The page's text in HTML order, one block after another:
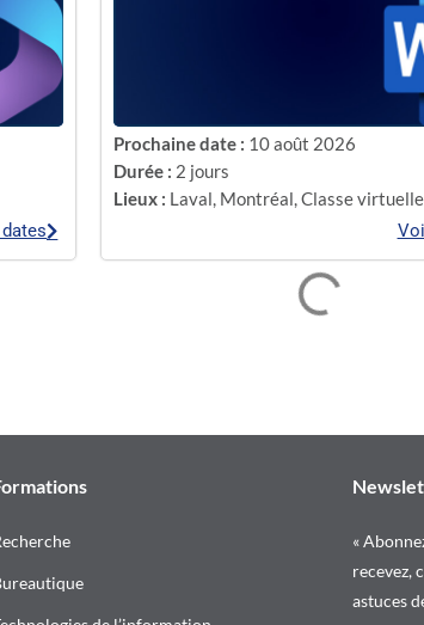
Prochaine date : 10 août 2026
Durée : 2 jours
Lieux : Laval, Montréal,Classe virtuelle
«
recevez,
astuces